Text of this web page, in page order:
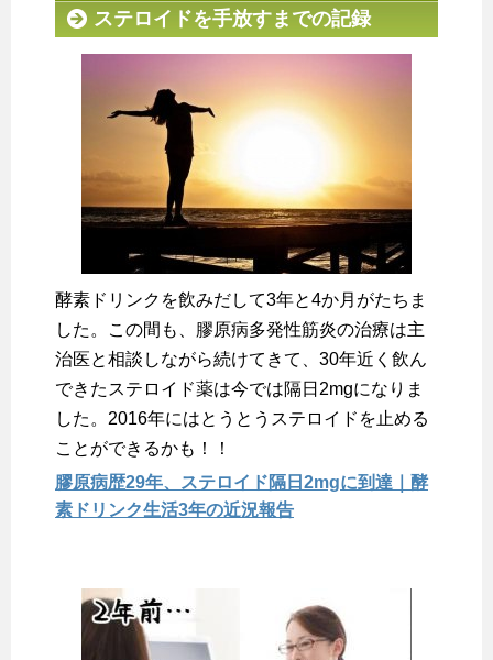
ステロイドを手放すまでの記録
酵素ドリンクを飲みだして3年と4か月がたちま
した。この間も、膠原病多発性筋炎の治療は主
治医と相談しながら続けてきて、30年近く飲ん
できたステロイド薬は今では隔日2mgになりま
した。2016年にはとうとうステロイドを止める
ことができるかも！！
膠原病歴29年、ステロイド隔日2mgに到達｜酵
素ドリンク生活3年の近況報告